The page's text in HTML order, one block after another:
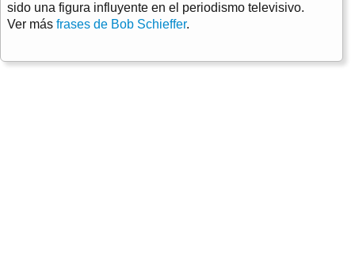
sido una figura influyente en el periodismo televisivo.
Ver más frases de Bob Schieffer.